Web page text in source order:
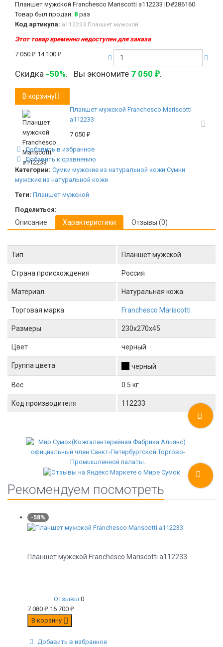
Планшет мужской Franchesco Mariscotti а112233 ID#286160
Товар был продан: 8 раз
Код артикула: а112233 Планшет мужской
Этот товар временно недоступен для заказа
7 050 ₽ 14 100 ₽
Скидка -50%. Вы экономите 7 050 ₽.
В корзину
Планшет мужской Franchesco Mariscotti
а112233
7 050 ₽
Добавить в избранное
Добавить к сравнению
Категории: Сумки мужские из натуральной кожи Сумки
мужские из натуральной кожи
Теги: Планшет мужской
Поделиться:
Описание Характеристики Отзывы (0)
Тип Планшет мужской
Страна происхождения Россия
Материал Натуральная кожа
Торговая марка Franchesco Mariscotti
Размеры 230x270x45
Цвет черный
Группа цвета черный
Вес 0.5 кг
Код производителя 112233
Рекомендуем посмотреть
-58%
Планшет мужской Franchesco Mariscotti а112233
Отзывы 0
7 080 ₽ 16 700 ₽
В корзину
Добавить в избранное